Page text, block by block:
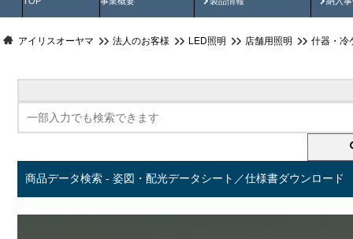
アイリスオーヤマ 法人のお客様 LED照明 店舗用照明 什器・冷
商品データ検索 - 姿図・配光データシート／仕様書ダウンロード